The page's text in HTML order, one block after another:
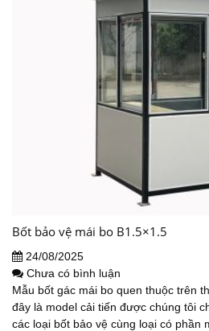
Bốt bảo vệ mái bo B1.5×1.5
24/08/2025
Chưa có bình luận
Mẫu bốt gác mái bo quen thuộc trên
đây là model cải tiến được chúng tôi
các loại bốt bảo vệ cùng loại có phần